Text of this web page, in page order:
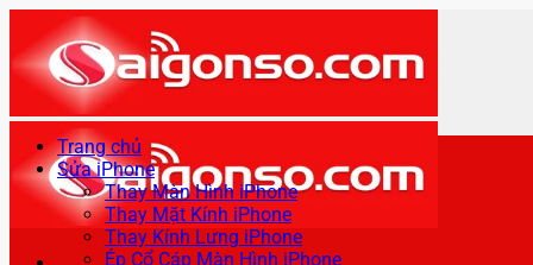
qua
nội
dung
Trang chủ
Sửa iPhone
Thay Màn Hình iPhone
Thay Mặt Kính iPhone
Thay Kính Lưng iPhone
Ép Cổ Cáp Màn Hình iPhone